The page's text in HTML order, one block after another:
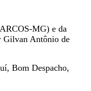
MG) e da
Gilvan Antônio de
Bom Despacho,